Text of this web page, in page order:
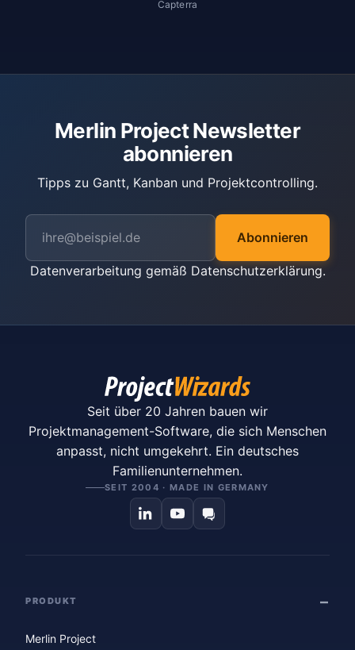
Capterra
Merlin Project Newsletter
abonnieren
Tipps zu Gantt, Kanban und Projektcontrolling.
Abonnieren
Datenverarbeitung gemäß Datenschutzerklärung.
Seit über 20 Jahren bauen wir
Projektmanagement-Software, die sich Menschen
anpasst, nicht umgekehrt. Ein deutsches
Familienunternehmen.
SEIT 2004 · MADE IN GERMANY
PRODUKT
Merlin Project